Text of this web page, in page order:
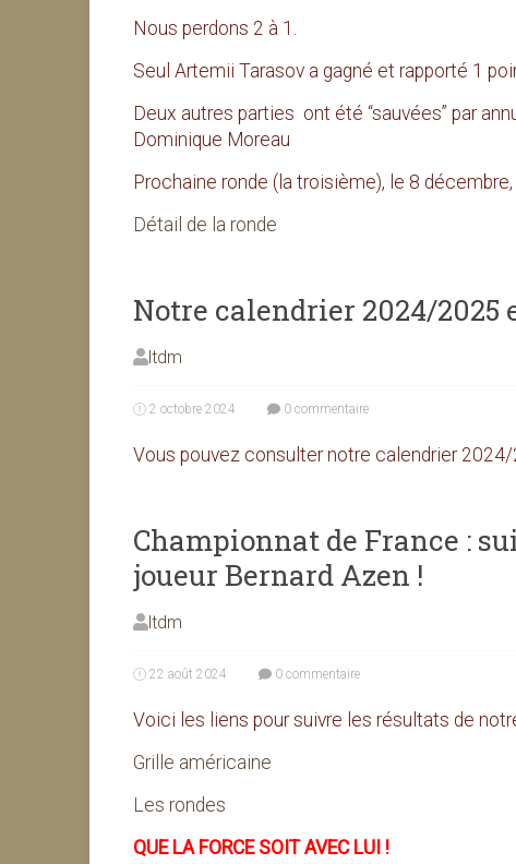
Nous perdons 2 à 1.
Seul Artemii Tarasov a gagné et rapporté 1
Deux autres parties ont été “sauvées” par
Dominique Moreau
Prochaine ronde (la troisième), le 8
Détail de la ronde
Notre calendrier 2024/2025
ltdm
2 octobre 2024 0 commentaire
Vous pouvez consulter notre calendrier
Championnat de France :
joueur Bernard Azen !
ltdm
22 août 2024 0 commentaire
Voici les liens pour suivre les résultats de
Grille américaine
Les rondes
QUE LA FORCE SOIT AVEC LUI !